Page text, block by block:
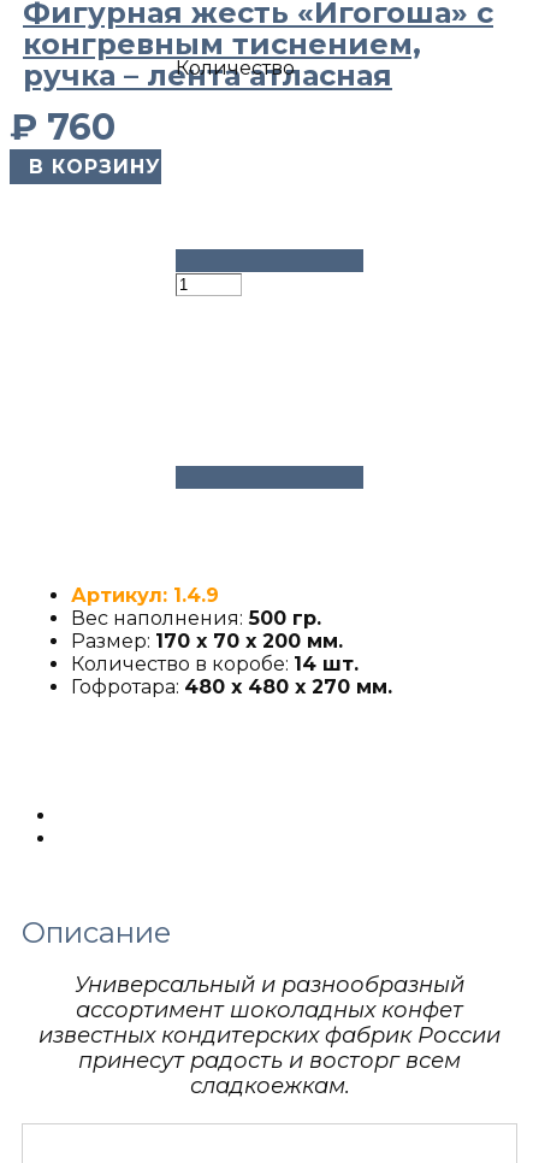
Фигурная жесть «Игогоша» с
конгревным тиснением,
ручка – лента атласная
₽ 760
​ В КОРЗИНУ
Количество
Артикул: 1.4.9
Вес наполнения: 500 гр.
Размер: 170 х 70 х 200 мм.
Количество в коробе: 14 шт.
Гофротара: 480 х 480 х 270 мм.
Описание
Универсальный и разнообразный
ассортимент шоколадных конфет
известных кондитерских фабрик России
принесут радость и восторг всем
сладкоежкам.